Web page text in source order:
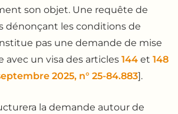
son objet. Une requête de
dénonçant les conditions de
pas une demande de mise
avec un visa des articles 144 et 148
2025, n° 25-84.883].
la demande autour de